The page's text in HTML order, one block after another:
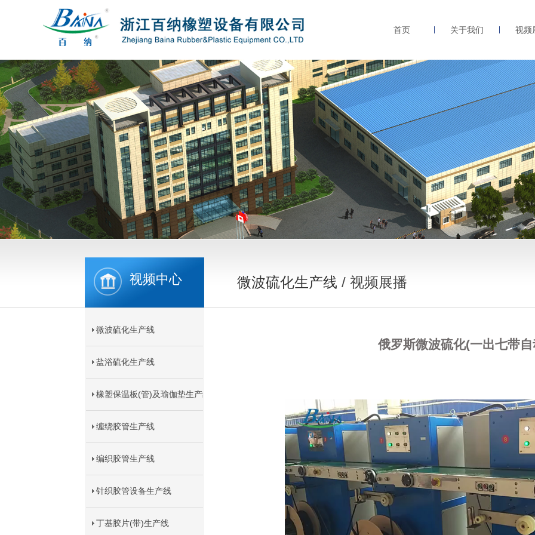
首页 关于我们 视频
视频中心 微波硫化生产线 / 视频展播
微波硫化生产线
盐浴硫化生产线
橡塑保温板(管)及瑜伽垫生产线
缠绕胶管生产线
编织胶管生产线
针织胶管设备生产线
丁基胶片(带)生产线
俄罗斯微波硫化(一出七带